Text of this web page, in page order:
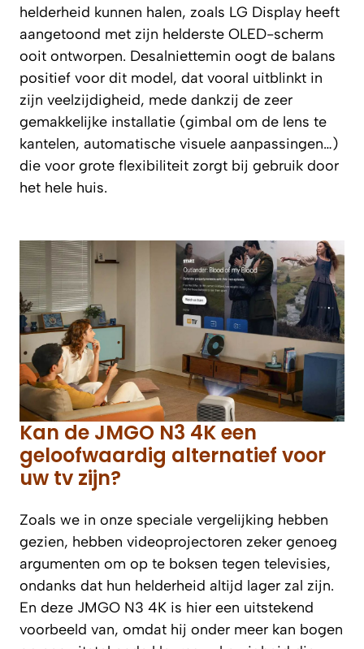
helderheid kunnen halen, zoals LG Display heeft
aangetoond met zijn helderste OLED-scherm
ooit ontworpen. Desalniettemin oogt de balans
positief voor dit model, dat vooral uitblinkt in
zijn veelzijdigheid, mede dankzij de zeer
gemakkelijke installatie (gimbal om de lens te
kantelen, automatische visuele aanpassingen…)
die voor grote flexibiliteit zorgt bij gebruik door
het hele huis.
Kan de JMGO N3 4K een
geloofwaardig alternatief voor
uw tv zijn?
Zoals we in onze speciale vergelijking hebben
gezien, hebben videoprojectoren zeker genoeg
argumenten om op te boksen tegen televisies,
ondanks dat hun helderheid altijd lager zal zijn.
En deze JMGO N3 4K is hier een uitstekend
voorbeeld van, omdat hij onder meer kan bogen